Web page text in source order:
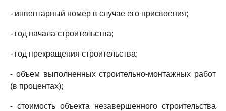
- инвентарный номер в случае его присвоения;
- год начала строительства;
- год прекращения строительства;
- объем выполненных строительно-монтажных работ
(в процентах);
- стоимость объекта незавершенного строительства